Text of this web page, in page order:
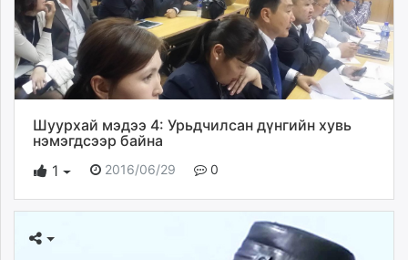
Шуурхай мэдээ 4: Урьдчилсан дүнгийн хувь
нэмэгдсээр байна
1
2016/06/29 0